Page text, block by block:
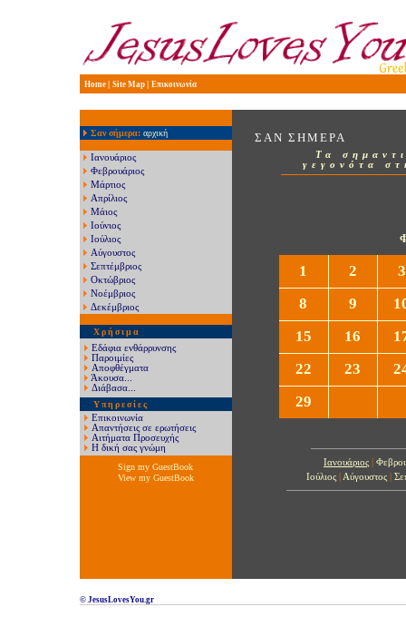
Home | Site Map | Επικοινωνία
Σαν σήμερα: αρχική
Ιανουάριος
Φεβρουάριος
Μάρτιος
Απρίλιος
Μάιος
Ιούνιος
Ιούλιος
Αύγουστος
Σεπτέμβριος
Οκτώβριος
Νοέμβριος
Δεκέμβριος
Χρήσιμα
Εδάφια ενθάρρυνσης
Παροιμίες
Αποφθέγματα
Άκουσα...
Διάβασα...
Υπηρεσίες
Επικοινωνία
Απαντήσεις σε ερωτήσεις
Αιτήματα Προσευχής
Η δική σας γνώμη
Sign my GuestBook
View my GuestBook
ΣΑΝ ΣΗΜΕΡΑ
Τα
γεγονότα
1 2
3
8
9
15
16
22
23
29
Ιανουάριος
Ιούλιος
Αύγουστος
© JesusLovesYou.gr